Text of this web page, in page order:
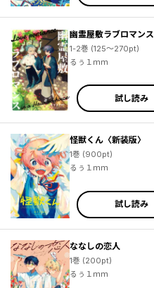
幽霊屋敷ラブロマンス
1-2巻 (125～270pt)
るぅ１ｍｍ
試し読み
怪獣くん〈新装版〉
1巻 (900pt)
るぅ１ｍｍ
試し読み
ななしの恋人
1巻 (200pt)
るぅ１ｍｍ